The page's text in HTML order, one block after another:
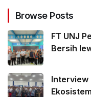
Browse Posts
FT UNJ
Bersih
Interview